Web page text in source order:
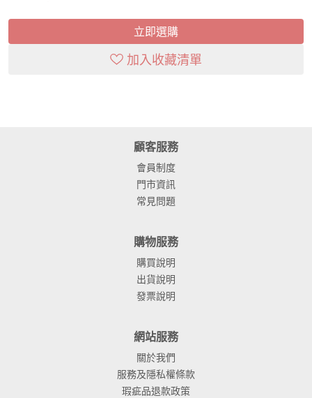
立即選購
加入收藏清單
顧客服務
會員制度
門市資訊
常見問題
購物服務
購買說明
出貨說明
發票說明
網站服務
關於我們
服務及隱私權條款
瑕疵品退款政策